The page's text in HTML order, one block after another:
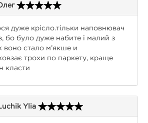
дуже крісло.тільки наповнювач
бо було дуже набите і малий з
воно стало м’якше и
трохи по паркету, краще
класти
Ylia